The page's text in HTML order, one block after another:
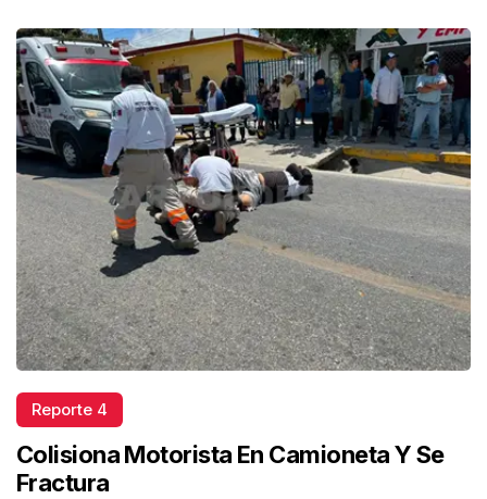
Reporte 4
Colisiona Motorista En Camioneta Y Se
Fractura